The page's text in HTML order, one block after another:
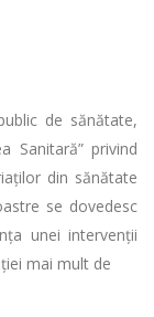
de sănătate,
Sanitară” privind
din sănătate
se dovedesc
unei intervenții
mai mult de